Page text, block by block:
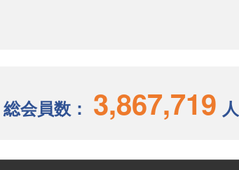
総会員数： 3,867,719 人